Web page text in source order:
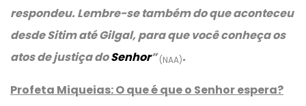
respondeu. Lembre-se também do que aconteceu
desde Sitim até Gilgal, para que você conheça os
atos de justiça doSenhor”(NAA).
Profeta Miqueias: O que é que o Senhor espera?